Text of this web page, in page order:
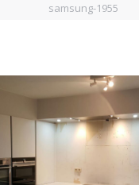
samsung-1955